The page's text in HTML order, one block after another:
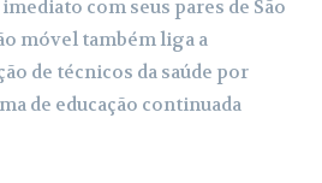
com seus pares de São
móvel também liga a
de técnicos da saúde por
de educação continuada